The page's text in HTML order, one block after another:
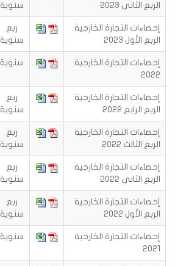
الربع الثاني 2023
سنوية
إحصاءات التجارة الخارجية
الربع الأول 2023
ربع
سنوية
إحصاءات التجارة الخارجية
2022
سنوية
إحصاءات التجارة الخارجية
الربع الرابع 2022
ربع
سنوية
إحصاءات التجارة الخارجية
الربع الثالث 2022
ربع
سنوية
إحصاءات التجارة الخارجية
الربع الثاني 2022
ربع
سنوية
إحصاءات التجارة الخارجية
الربع الأول 2022
ربع
سنوية
إحصاءات التجارة الخارجية
2021
سنوية